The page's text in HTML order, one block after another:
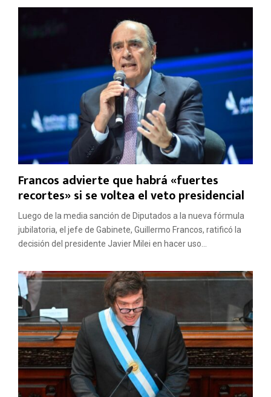
Francos advierte que habrá «fuertes
recortes» si se voltea el veto presidencial
Luego de la media sanción de Diputados a la nueva fórmula
jubilatoria, el jefe de Gabinete, Guillermo Francos, ratificó la
decisión del presidente Javier Milei en hacer uso...